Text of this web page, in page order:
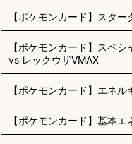
【ポケモンカード】スター
【ポケモンカード】スペ
vs レックウザVMAX
【ポケモンカード】エネル
【ポケモンカード】基本エ